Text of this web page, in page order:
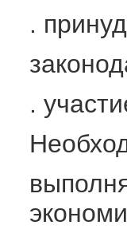
.
.